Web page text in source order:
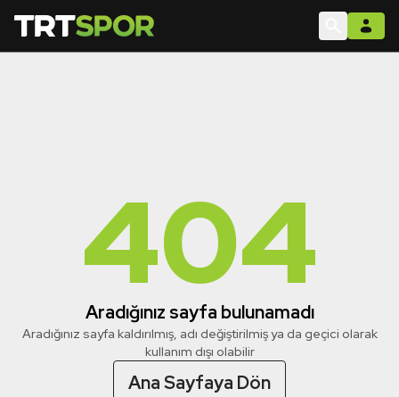
404
Aradığınız sayfa bulunamadı
Aradığınız sayfa kaldırılmış, adı değiştirilmiş ya da geçici olarak
kullanım dışı olabilir
Ana Sayfaya Dön